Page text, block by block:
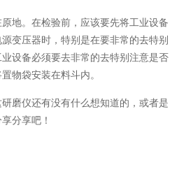
地。在检验前，应该要先将工业设备
变压器时，特别是在要非常的去特别
设备必须要去非常的去特别注意是否
物袋安装在料斗内。
磨仪还有没有什么想知道的，或者是
分享吧！